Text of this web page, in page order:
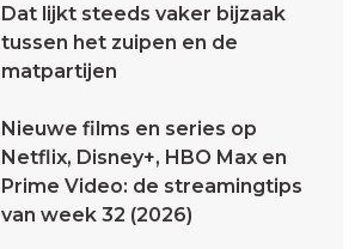
Dat lijkt steeds vaker bijzaak
tussen het zuipen en de
matpartijen
Nieuwe films en series op
Netflix, Disney+, HBO Max en
Prime Video: de streamingtips
van week 32 (2026)